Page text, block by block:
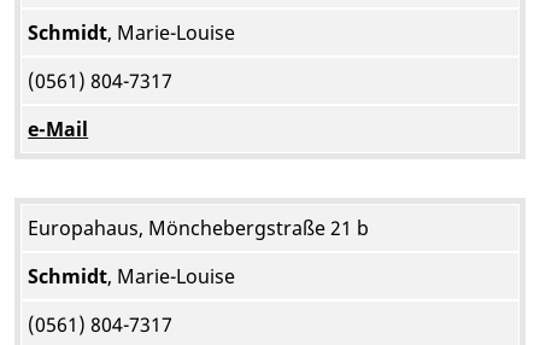
Schmidt, Marie-Louise
(0561) 804-7317
e-Mail
Europahaus, Mönchebergstraße 21 b
Schmidt, Marie-Louise
(0561) 804-7317